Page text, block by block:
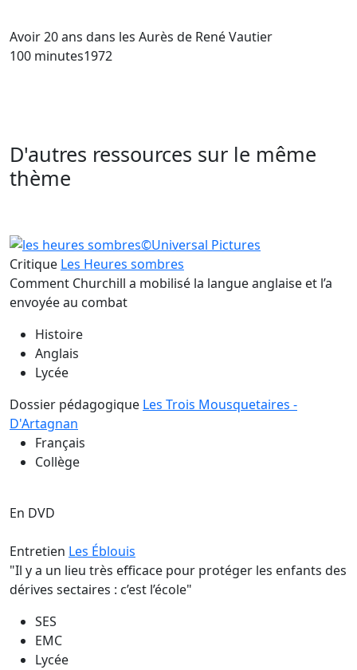
Avoir 20 ans dans les Aurès de René Vautier
100 minutes1972
D'autres ressources sur le même
thème
Critique Les Heures sombres
Comment Churchill a mobilisé la langue anglaise et l’a
envoyée au combat
Histoire
Anglais
Lycée
Dossier pédagogique Les Trois Mousquetaires -
D'Artagnan
Français
Collège
En DVD
Entretien Les Éblouis
"Il y a un lieu très efficace pour protéger les enfants des
dérives sectaires : c’est l’école"
SES
EMC
Lycée